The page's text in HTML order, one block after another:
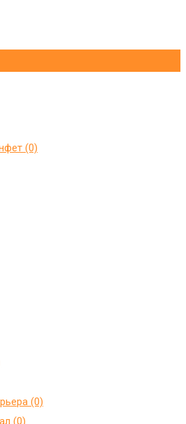
(0)
(0)
(0)